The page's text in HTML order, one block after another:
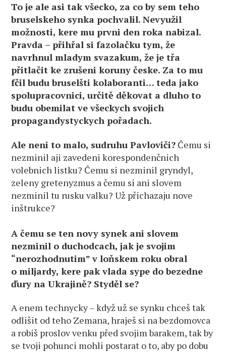
To je ale asi tak všecko, za co by sem teho
bruselskeho synka pochvalil. Nevyužil
možnosti, kere mu prvni den roka nabizal.
Pravda – přihřal si fazolačku tym, že
navrhnul mladym svazakum, že je třa
přitlačit ke zrušeni koruny česke. Za to mu
fčil budu bruselšti kolaboranti… teda jako
spolupracovnici, určitě děkovat a dluho to
budu obemilat ve všeckych svojich
propagandystyckych pořadach.
Ale neni to malo, sudruhu Pavloviči? Čemu si
nezminil aji zavedeni korespondenčnich
volebnich listku? Čemu si nezminil gryndyl,
zeleny gretenyzmus a čemu si ani slovem
nezminil tu rusku valku? Už přichazaju nove
inštrukce?
A čemu se ten novy synek ani slovem
nezminil o duchodcach, jak je svojim
“nerozhodnutim” v loňskem roku obral
o miljardy, kere pak vlada sype do bezedne
ďury na Ukrajině? Styděl se?
A enem technycky – když už se synku chceš tak
odlišit od teho Zemana, hraješ si na bezdomovca
a robiš proslov venku před svojim barakem, tak by
se tvoji pohunci mohli postarat o to, aby po dobu